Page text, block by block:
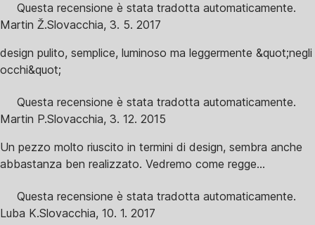
Questa recensione è stata tradotta automaticamente.
Martin Ž.Slovacchia, 3. 5. 2017
design pulito, semplice, luminoso ma leggermente &quot;negli
occhi&quot;
Questa recensione è stata tradotta automaticamente.
Martin P.Slovacchia, 3. 12. 2015
Un pezzo molto riuscito in termini di design, sembra anche
abbastanza ben realizzato. Vedremo come regge...
Questa recensione è stata tradotta automaticamente.
Luba K.Slovacchia, 10. 1. 2017